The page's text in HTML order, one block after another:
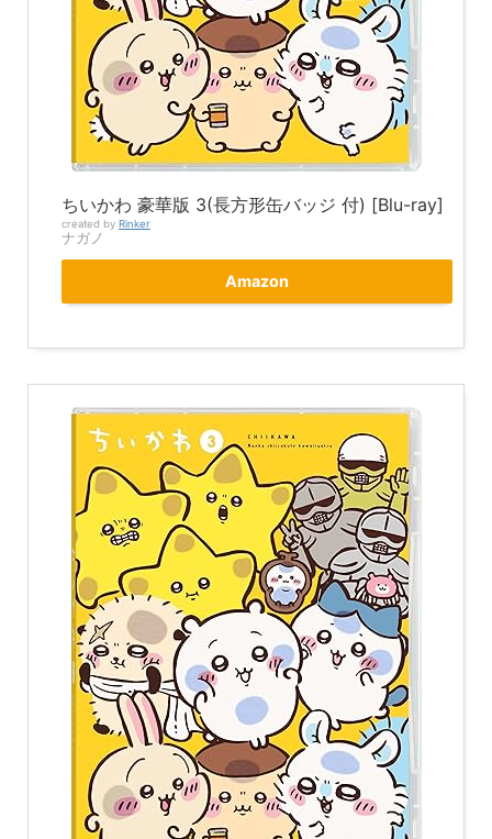
ちいかわ 豪華版 3(長方形缶バッジ 付) [Blu-ray]
created by Rinker
ナガノ
Amazon